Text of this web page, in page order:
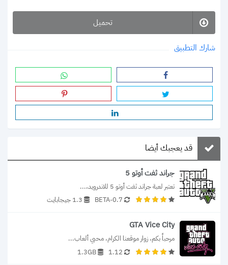
تحميل
شارك التطبيق
قد يعجبك أيضا
جراند ثفت أوتو 5
تعتبر لعبة جراند ثفت أوتو 5 للاندرويد،...
0.7-BETA
1.3 جيجابايت
GTA Vice City
مرحباً بكم، زوار موقعنا الكرام، محبي ألعاب...
1.12
1.3GB